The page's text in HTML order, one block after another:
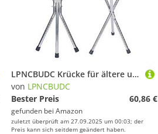
LPNCBUDC Krücke für ältere und behinderte Menschen mit Behinderung, medizinische Hilfe, zusammenklappbarer Sitzstock, Verstellbarer Stativ-Gehstock und Sitz (Gehstock und Stuhlsitz)
von LPNCBUDC
Bester Preis
60,86 €
gefunden bei Amazon
zuletzt überprüft am 27.09.2025 um 00:03; der
Preis kann sich seitdem geändert haben.